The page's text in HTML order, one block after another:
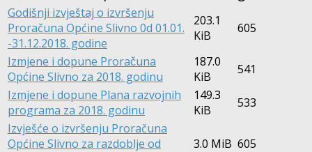
Godišnji izvještaj o izvršenju
Proračuna Općine Slivno 0d 01.01.
-31.12.2018. godine
203.1
KiB
605
Izmjene i dopune Proračuna
Općine Slivno za 2018. godinu
187.0
KiB
541
Izmjene i dopune Plana razvojnih
programa za 2018. godinu
149.3
KiB
533
Izvješće o izvršenju Proračuna
Općine Slivno za razdoblje od
3.0 MiB 605